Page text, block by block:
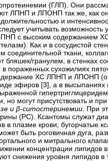
(ГЛП). Они
ЛПНП и ЛПОНП так же, как
и
учитывать
с высоким содержанием
Как и в сосудистой
соединительной ткани,
гранулем, в стенках
в пораженных сухожилиях
ХС ЛПНП и ЛПОНП
эфиров [3], а в высыпаниях
могут присутствовать и
и β-ситостеринемии . При
(РС). Ксантомы служат
в плазме крови; бугорчатые
быть роговичная дуга,
и митрального
концентрации липидов
снижения уровня липидов